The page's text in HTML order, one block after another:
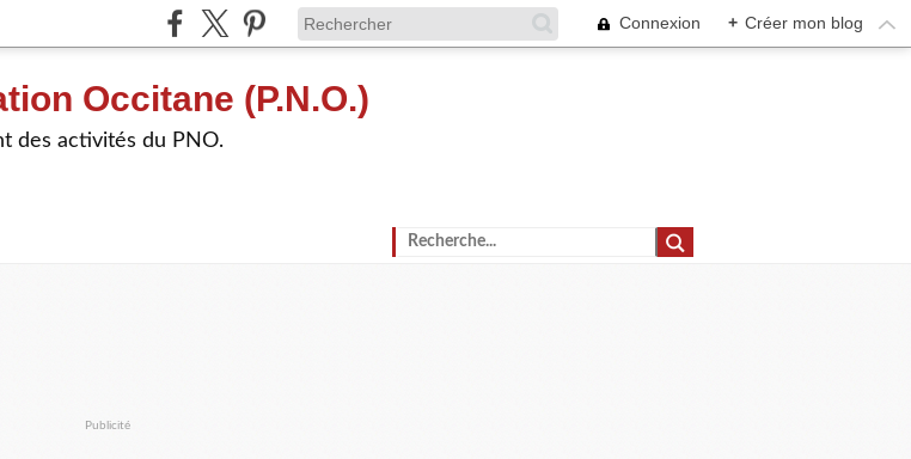
Connexion + Créer mon blog
Occitane (P.N.O.)
des activités du PNO.
Publicité